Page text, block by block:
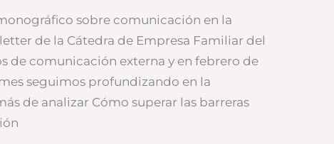
sobre comunicación en la
de la Cátedra de Empresa Familiar del
de comunicación externa y en febrero de
seguimos profundizando en la
de analizar Cómo superar las barreras